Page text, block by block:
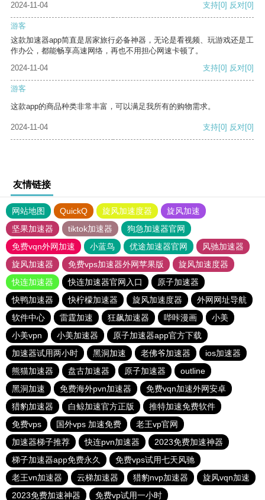
2024-11-04 支持[0] 反对[0]
游客
这款加速器app简直是居家旅行必备神器，无论是看视频、玩游戏还是工
作办公，都能畅享高速网络，再也不用担心网速卡顿了。
2024-11-04
支持[0] 反对[0]
游客
这款app的商品种类非常丰富，可以满足我所有的购物需求。
2024-11-04 支持[0] 反对[0]
友情链接
网站地图 QuickQ 旋风加速度器
旋风加速
坚果加速器
tiktok加速器
狗急加速器官网
免费vqn外网加速
小蓝鸟 优途加速器官网
风驰加速器
旋风加速器
免费vps加速器外网苹果版
旋风加速度器
快连加速器
快连加速器官网入口
原子加速器
快鸭加速器
快柠檬加速器 旋风加速度器
外网网址导航
软件中心
雷霆加速 狂飙加速器 哔咔漫画
小美
小美vpn
小美加速器
原子加速器app官方下载
加速器试用两小时
黑洞加速 老佛爷加速器
ios加速器
熊猫加速器
盘古加速器 原子加速器
outline
黑洞加速
免费海外pvn加速器
免费vqn加速外网安卓
猎豹加速器
白鲸加速官方正版
推特加速免费软件
免费vps
国外vps 加速免费
老王vp官网
加速器梯子推荐
快连pvn加速器
2023免费加速神器
梯子加速器app免费永久
免费vps试用七天风驰
老王vn加速器
云梯加速器 猎豹nvp加速器
旋风vqn加速
2023免费加速神器
免费vp试用一小时